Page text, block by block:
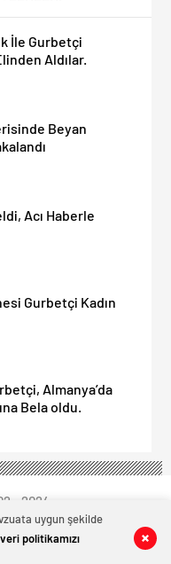
İle Gurbetçi
Aldılar.
Beyan
Acı Haberle
Gurbetçi Kadın
Almanya’da
Bela oldu.
- 2024
uygun şekilde
veri politikamızı